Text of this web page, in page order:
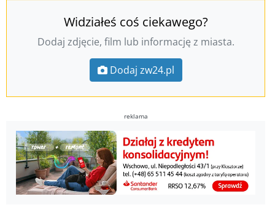
Widziałeś coś ciekawego?
Dodaj zdjęcie, film lub informację z miasta.
Dodaj zw24.pl
reklama